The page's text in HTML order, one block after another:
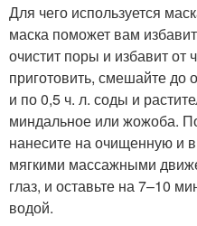
Для чего используется
маска поможет вам
очистит поры и избавит от
приготовить, смешайте до
и по 0,5 ч. л. соды и
миндальное или жожоба.
нанесите на очищенную и
мягкими массажными
глаз, и оставьте на 7–10
водой.